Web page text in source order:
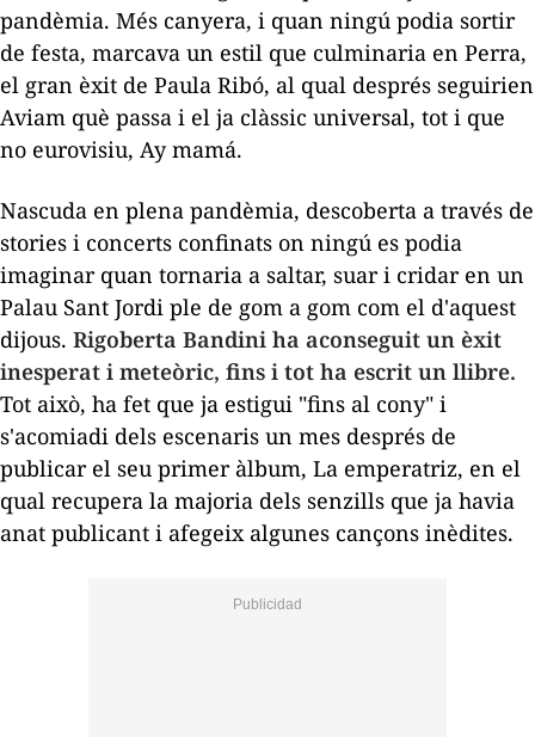
pandèmia. Més canyera, i quan ningú podia sortir
de festa, marcava un estil que culminaria en Perra,
el gran èxit de Paula Ribó, al qual després seguirien
Aviam què passa i el ja clàssic universal, tot i que
no eurovisiu, Ay mamá.
Nascuda en plena pandèmia, descoberta a través de
stories i concerts confinats on ningú es podia
imaginar quan tornaria a saltar, suar i cridar en un
Palau Sant Jordi ple de gom a gom com el d'aquest
dijous. Rigoberta Bandini ha aconseguit un èxit
inesperat i meteòric, fins i tot ha escrit un llibre.
Tot això, ha fet que ja estigui "fins al cony" i
s'acomiadi dels escenaris un mes després de
publicar el seu primer àlbum, La emperatriz, en el
qual recupera la majoria dels senzills que ja havia
anat publicant i afegeix algunes cançons inèdites.